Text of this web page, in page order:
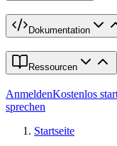
Dokumentation
Ressourcen
AnmeldenKostenlos
sprechen
Startseite